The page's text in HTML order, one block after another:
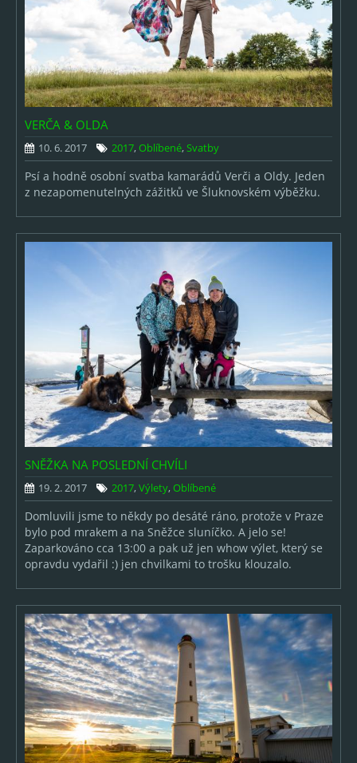
VERČA & OLDA
10. 6. 2017 2017,Oblíbené,Svatby
Psí a hodně osobní svatba kamarádů Verči a Oldy. Jeden
z nezapomenutelných zážitků ve Šluknovském výběžku.
SNĚŽKA NA POSLEDNÍ CHVÍLI
19. 2. 2017 2017,Výlety,Oblíbené
Domluvili jsme to někdy po desáté ráno, protože v Praze
bylo pod mrakem a na Sněžce sluníčko. A jelo se!
Zaparkováno cca 13:00 a pak už jen whow výlet, který se
opravdu vydařil :) jen chvilkami to trošku klouzalo.